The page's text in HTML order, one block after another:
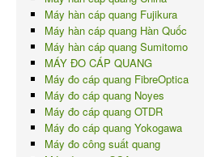
Máy hàn cáp quang Fujikura
Máy hàn cáp quang Hàn Quốc
Máy hàn cáp quang Sumitomo
MÁY ĐO CÁP QUANG
Máy đo cáp quang FibreOptica
Máy đo cáp quang Noyes
Máy đo cáp quang OTDR
Máy đo cáp quang Yokogawa
Máy đo công suất quang